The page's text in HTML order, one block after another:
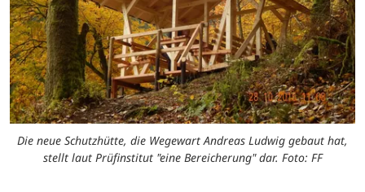
Die neue Schutzhütte, die Wegewart Andreas Ludwig gebaut hat,
stellt laut Prüfinstitut "eine Bereicherung" dar. Foto: FF